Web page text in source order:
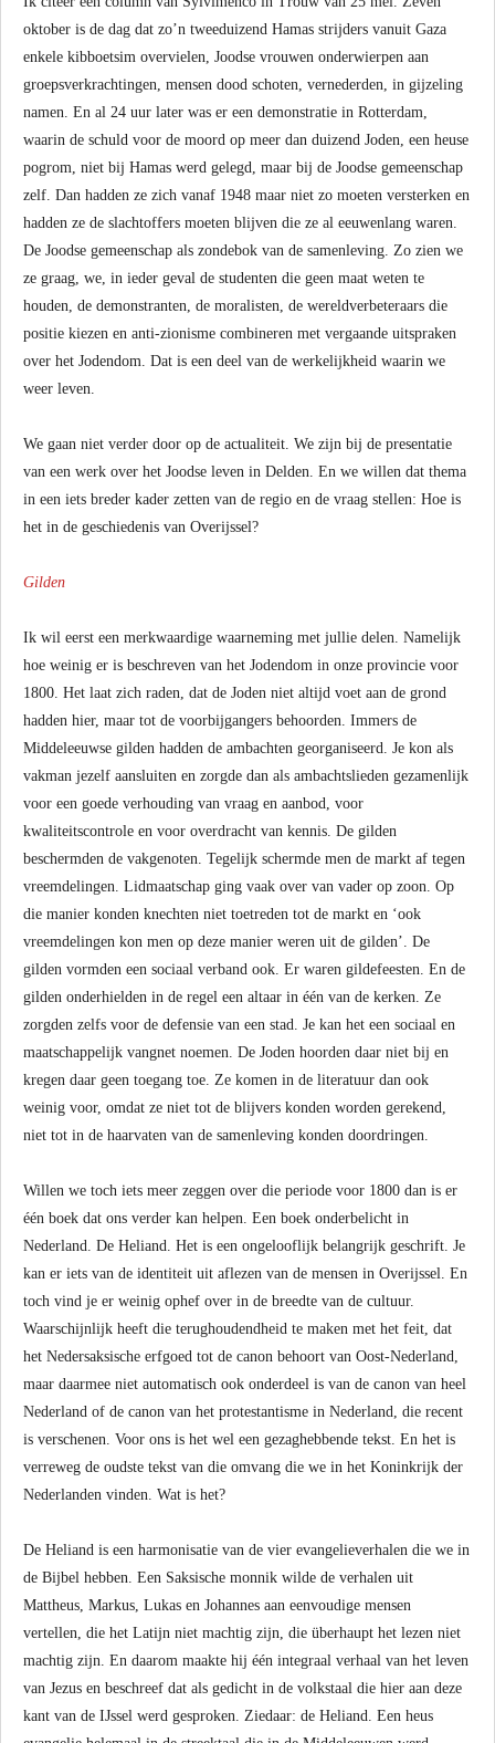
oktober is de dag dat zo’n tweeduizend Hamas strijders vanuit Gaza
enkele kibboetsim overvielen, Joodse vrouwen onderwierpen aan
groepsverkrachtingen, mensen dood schoten, vernederden, in gijzeling
namen. En al 24 uur later was er een demonstratie in Rotterdam,
waarin de schuld voor de moord op meer dan duizend Joden, een heuse
pogrom, niet bij Hamas werd gelegd, maar bij de Joodse gemeenschap
zelf. Dan hadden ze zich vanaf 1948 maar niet zo moeten versterken en
hadden ze de slachtoffers moeten blijven die ze al eeuwenlang waren.
De Joodse gemeenschap als zondebok van de samenleving. Zo zien we
ze graag, we, in ieder geval de studenten die geen maat weten te
houden, de demonstranten, de moralisten, de wereldverbeteraars die
positie kiezen en anti-zionisme combineren met vergaande uitspraken
over het Jodendom. Dat is een deel van de werkelijkheid waarin we
weer leven.
We gaan niet verder door op de actualiteit. We zijn bij de presentatie
van een werk over het Joodse leven in Delden. En we willen dat thema
in een iets breder kader zetten van de regio en de vraag stellen: Hoe is
het in de geschiedenis van Overijssel?
Gilden
Ik wil eerst een merkwaardige waarneming met jullie delen. Namelijk
hoe weinig er is beschreven van het Jodendom in onze provincie voor
1800. Het laat zich raden, dat de Joden niet altijd voet aan de grond
hadden hier, maar tot de voorbijgangers behoorden. Immers de
Middeleeuwse gilden hadden de ambachten georganiseerd. Je kon als
vakman jezelf aansluiten en zorgde dan als ambachtslieden gezamenlijk
voor een goede verhouding van vraag en aanbod, voor
kwaliteitscontrole en voor overdracht van kennis. De gilden
beschermden de vakgenoten. Tegelijk schermde men de markt af tegen
vreemdelingen. Lidmaatschap ging vaak over van vader op zoon. Op
die manier konden knechten niet toetreden tot de markt en ‘ook
vreemdelingen kon men op deze manier weren uit de gilden’. De
gilden vormden een sociaal verband ook. Er waren gildefeesten. En de
gilden onderhielden in de regel een altaar in één van de kerken. Ze
zorgden zelfs voor de defensie van een stad. Je kan het een sociaal en
maatschappelijk vangnet noemen. De Joden hoorden daar niet bij en
kregen daar geen toegang toe. Ze komen in de literatuur dan ook
weinig voor, omdat ze niet tot de blijvers konden worden gerekend,
niet tot in de haarvaten van de samenleving konden doordringen.
Willen we toch iets meer zeggen over die periode voor 1800 dan is er
één boek dat ons verder kan helpen. Een boek onderbelicht in
Nederland. De Heliand. Het is een ongelooflijk belangrijk geschrift. Je
kan er iets van de identiteit uit aflezen van de mensen in Overijssel. En
toch vind je er weinig ophef over in de breedte van de cultuur.
Waarschijnlijk heeft die terughoudendheid te maken met het feit, dat
het Nedersaksische erfgoed tot de canon behoort van Oost-Nederland,
maar daarmee niet automatisch ook onderdeel is van de canon van heel
Nederland of de canon van het protestantisme in Nederland, die recent
is verschenen. Voor ons is het wel een gezaghebbende tekst. En het is
verreweg de oudste tekst van die omvang die we in het Koninkrijk der
Nederlanden vinden. Wat is het?
De Heliand is een harmonisatie van de vier evangelieverhalen die we in
de Bijbel hebben. Een Saksische monnik wilde de verhalen uit
Mattheus, Markus, Lukas en Johannes aan eenvoudige mensen
vertellen, die het Latijn niet machtig zijn, die überhaupt het lezen niet
machtig zijn. En daarom maakte hij één integraal verhaal van het leven
van Jezus en beschreef dat als gedicht in de volkstaal die hier aan deze
kant van de IJssel werd gesproken. Ziedaar: de Heliand. Een heus